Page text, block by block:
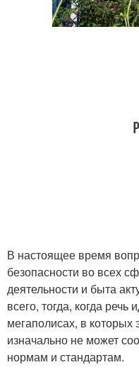
В настоящее время
безопасности во всех
деятельности и быта
всего, тогда, когда речь
мегаполисах, в которых
изначально не может
нормам и стандартам.